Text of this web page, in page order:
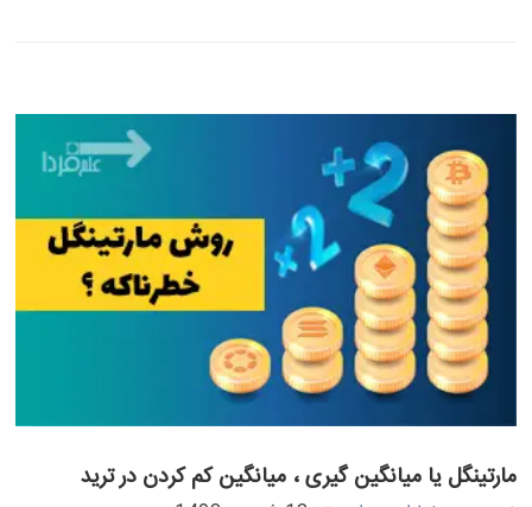
مارتینگل یا میانگین گیری ، میانگین کم کردن در ترید